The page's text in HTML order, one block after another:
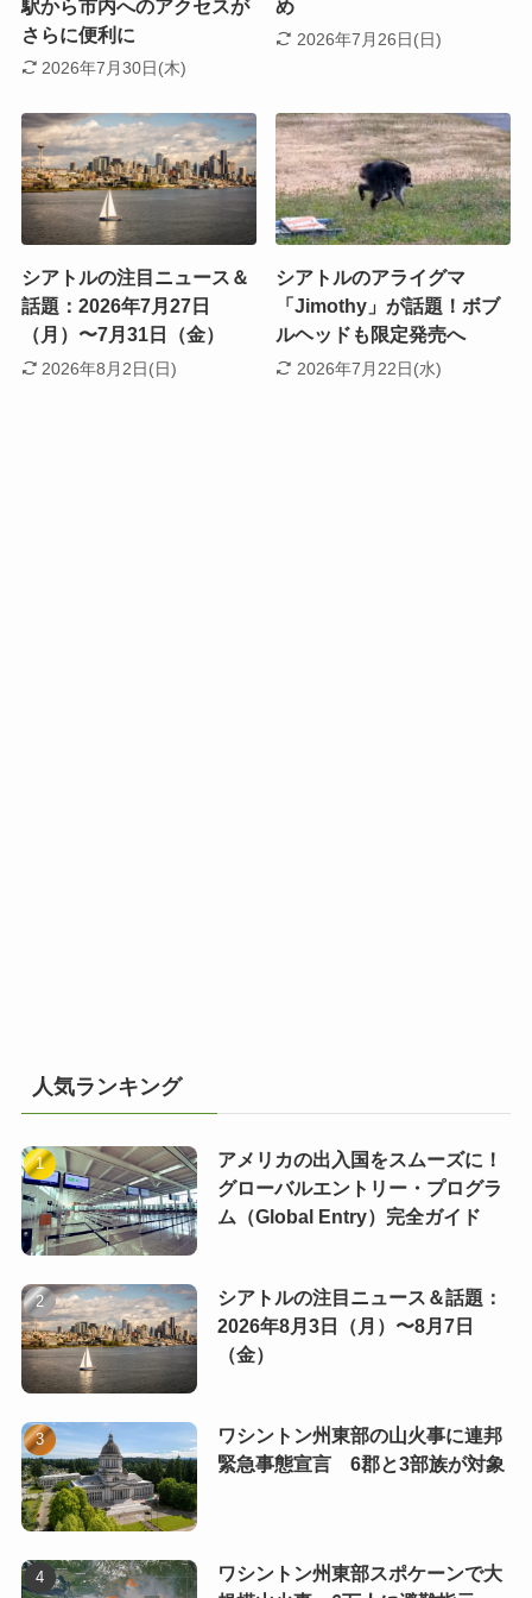
駅から市内へのアクセスが
さらに便利に
2026年7月30日(木)
め
2026年7月26日(日)
シアトルの注目ニュース＆
話題：2026年7月27日
（月）〜7月31日（金）
2026年8月2日(日)
シアトルのアライグマ
「Jimothy」が話題！ボブ
ルヘッドも限定発売へ
2026年7月22日(水)
人気ランキング
アメリカの出入国をスムーズに！
グローバルエントリー・プログラ
ム（Global Entry）完全ガイド
シアトルの注目ニュース＆話題：
2026年8月3日（月）〜8月7日
（金）
ワシントン州東部の山火事に連邦
緊急事態宣言 6郡と3部族が対象
ワシントン州東部スポケーンで大